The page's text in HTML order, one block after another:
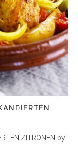
ZITRONEN by